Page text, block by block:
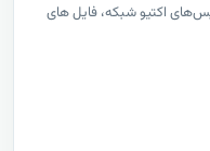
اکتیو شبکه، فایل های